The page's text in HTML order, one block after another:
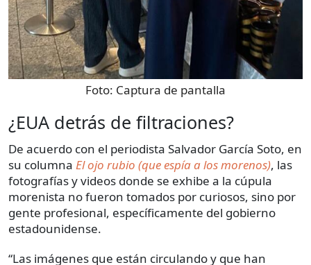
Foto: Captura de pantalla
¿EUA detrás de filtraciones?
De acuerdo con el periodista Salvador García Soto, en
su columna El ojo rubio (que espía a los morenos), las
fotografías y videos donde se exhibe a la cúpula
morenista no fueron tomados por curiosos, sino por
gente profesional, específicamente del gobierno
estadounidense.
“Las imágenes que están circulando y que han